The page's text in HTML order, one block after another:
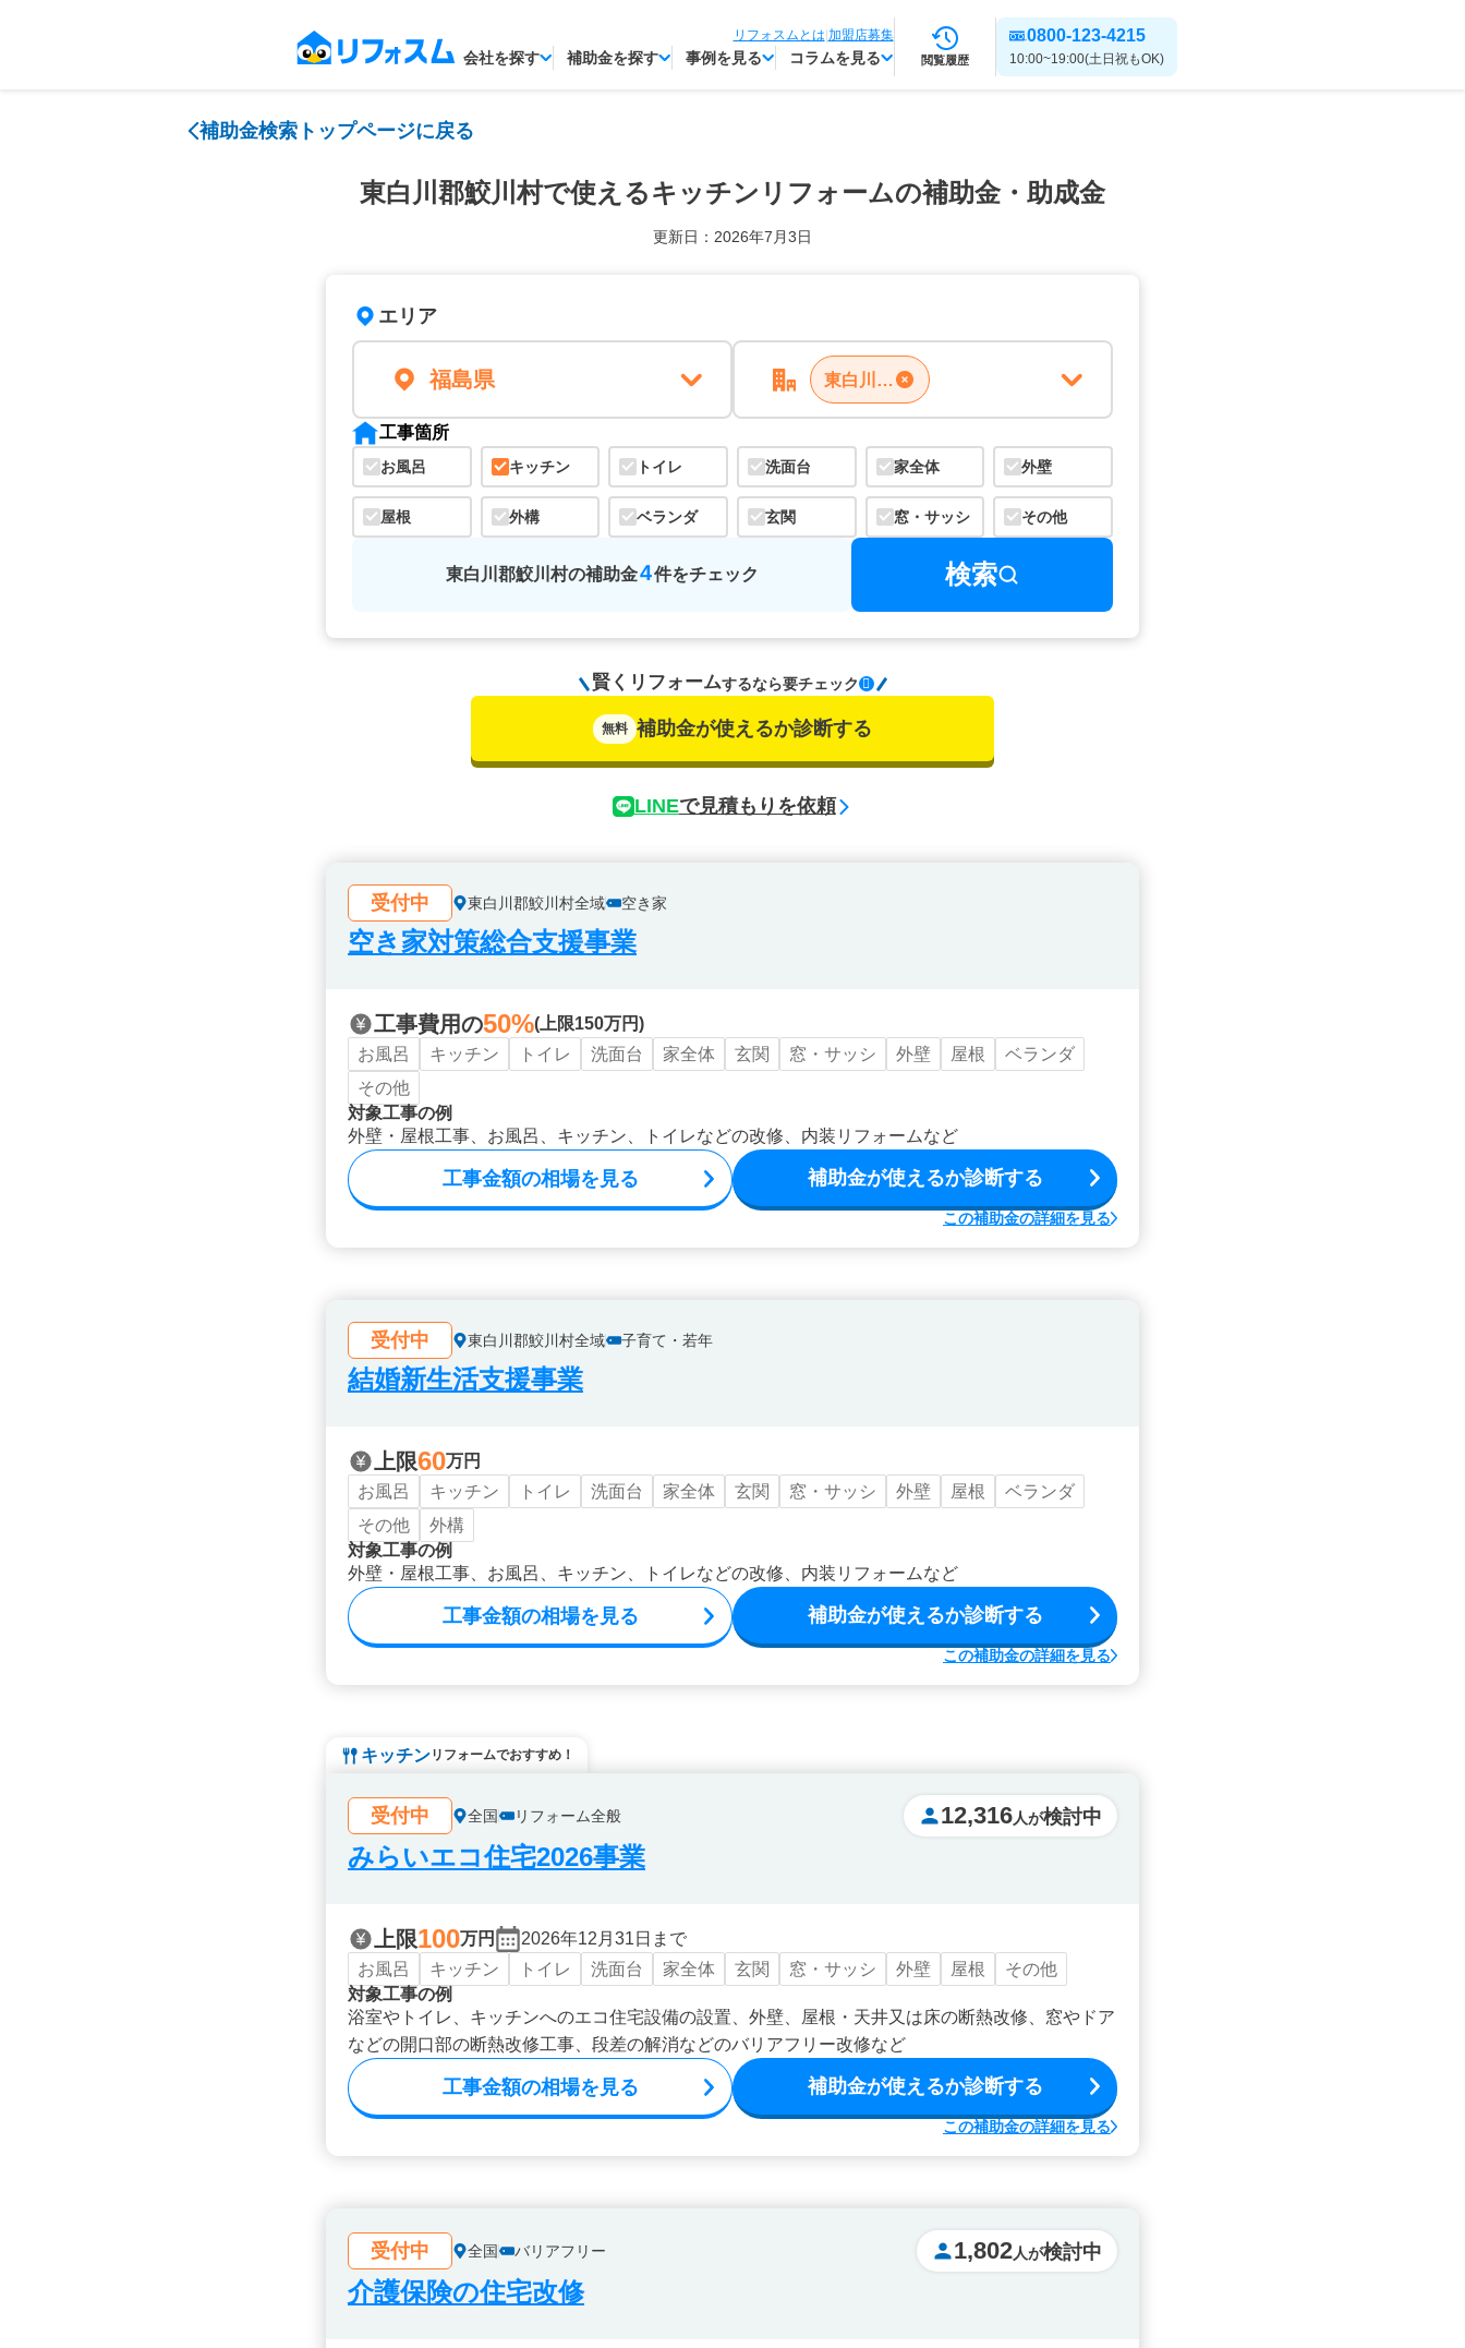
リフォスムとは|加盟店募集
会社を探す 補助金を探す 事例を見る コラムを見る 閲覧履歴
0800-123-4215
10:00~19:00(土日祝もOK)
補助金検索トップページに戻る
東白川郡鮫川村で使えるキッチンリフォームの補助金・助成金
更新日：2026年7月3日
エリア
福島県 東白川郡鮫川村
工事箇所
お風呂 キッチン トイレ 洗面台 家全体 外壁
屋根 外構 ベランダ 玄関 窓・サッシ その他
東白川郡鮫川村の補助金4件をチェック 検索
賢くリフォームするなら要チェック
無料 補助金が使えるか診断する
LINEで見積もりを依頼
受付中 東白川郡鮫川村全域 空き家
空き家対策総合支援事業
工事費用の50%(上限150万円)
お風呂
キッチン トイレ 洗面台 家全体 玄関 窓・サッシ 外壁 屋根
ベランダ
その他
対象工事の例
外壁・屋根工事、お風呂、キッチン、トイレなどの改修、内装リフォームなど
工事金額の相場を見る 補助金が使えるか診断する
この補助金の詳細を見る
受付中 東白川郡鮫川村全域 子育て・若年
結婚新生活支援事業
上限60万円
お風呂
キッチン トイレ 洗面台 家全体 玄関 窓・サッシ 外壁 屋根
ベランダ
その他
外構
対象工事の例
外壁・屋根工事、お風呂、キッチン、トイレなどの改修、内装リフォームなど
工事金額の相場を見る 補助金が使えるか診断する
この補助金の詳細を見る
キッチンリフォームでおすすめ！
受付中 全国 リフォーム全般 12,316人が検討中
みらいエコ住宅2026事業
上限100万円
2026年12月31日まで
お風呂
キッチン トイレ 洗面台 家全体 玄関 窓・サッシ 外壁 屋根
その他
対象工事の例
浴室やトイレ、キッチンへのエコ住宅設備の設置、外壁、屋根・天井又は床の断熱改修、窓やドア
などの開口部の断熱改修工事、段差の解消などのバリアフリー改修など
工事金額の相場を見る 補助金が使えるか診断する
この補助金の詳細を見る
受付中 全国 バリアフリー 1,802人が検討中
介護保険の住宅改修